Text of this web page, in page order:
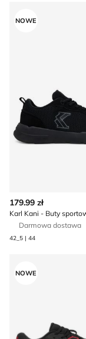
NOWE
179.99 zł
Darmowa dostawa
42_5 | 44
NOWE